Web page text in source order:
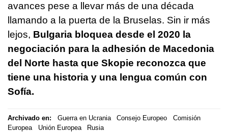
avances pese a llevar más de una década
llamando a la puerta de la Bruselas. Sin ir más
lejos, Bulgaria bloquea desde el 2020 la
negociación para la adhesión de Macedonia
del Norte hasta que Skopie reconozca que
tiene una historia y una lengua común con
Sofía.
Archivado en: Guerra en Ucrania Consejo Europeo
Comisión
Europea
Unión Europea Rusia